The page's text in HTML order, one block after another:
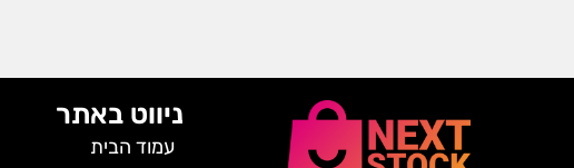
ניווט באתר
עמוד הבית